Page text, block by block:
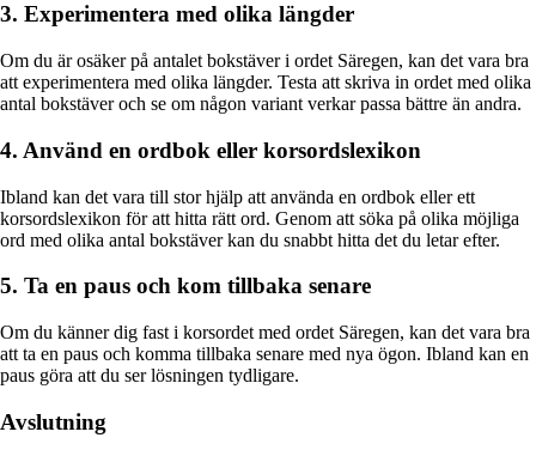
3. Experimentera med olika längder
Om du är osäker på antalet bokstäver i ordet Säregen, kan det vara bra
att experimentera med olika längder. Testa att skriva in ordet med olika
antal bokstäver och se om någon variant verkar passa bättre än andra.
4. Använd en ordbok eller korsordslexikon
Ibland kan det vara till stor hjälp att använda en ordbok eller ett
korsordslexikon för att hitta rätt ord. Genom att söka på olika möjliga
ord med olika antal bokstäver kan du snabbt hitta det du letar efter.
5. Ta en paus och kom tillbaka senare
Om du känner dig fast i korsordet med ordet Säregen, kan det vara bra
att ta en paus och komma tillbaka senare med nya ögon. Ibland kan en
paus göra att du ser lösningen tydligare.
Avslutning